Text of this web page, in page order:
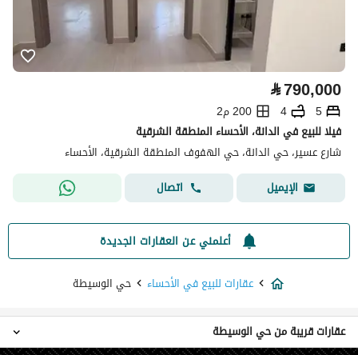
⃁790,000
5
4
200 م2
فيلا للبيع في الدانة، الأحساء المنطقة الشرقية
شارع عسير، حي الدانة، حي الهفوف المنطقة الشرقية، الأحساء
الإيميل
اتصال
أعلمني عن العقارات الجديدة
عقارات للبيع في الأحساء
حي الوسيطة
عقارات قريبة من حي الوسيطة